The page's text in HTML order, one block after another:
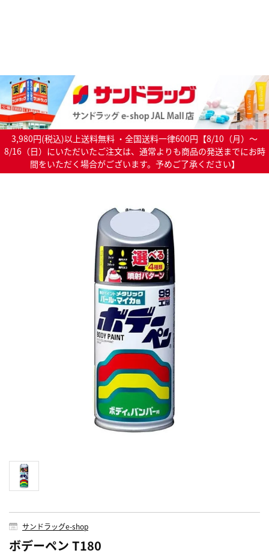
3,980円(税込)以上送料無料 ・全国送料一律600円【8/10（月）～
8/16（日）にいただいたご注文は、通常よりも商品の発送までにお時
間をいただく場合がございます。予めご了承ください】
サンドラッグe-shop
ボデーペン T180